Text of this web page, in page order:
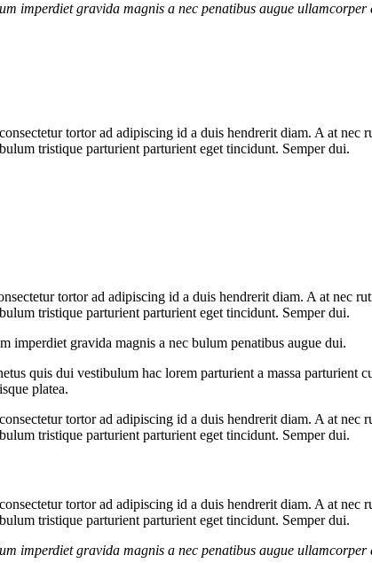
imperdiet gravida magnis a nec penatibus augue
tortor ad adipiscing id a duis hendrerit diam. A at nec
tristique parturient parturient eget tincidunt. Semper dui.
tortor ad adipiscing id a duis hendrerit diam. A at nec
tristique parturient parturient eget tincidunt. Semper dui.
imperdiet gravida magnis a nec bulum penatibus augue dui.
quis dui vestibulum hac lorem parturient a massa parturient
platea.
tortor ad adipiscing id a duis hendrerit diam. A at nec
tristique parturient parturient eget tincidunt. Semper dui.
tortor ad adipiscing id a duis hendrerit diam. A at nec
tristique parturient parturient eget tincidunt. Semper dui.
imperdiet gravida magnis a nec penatibus augue